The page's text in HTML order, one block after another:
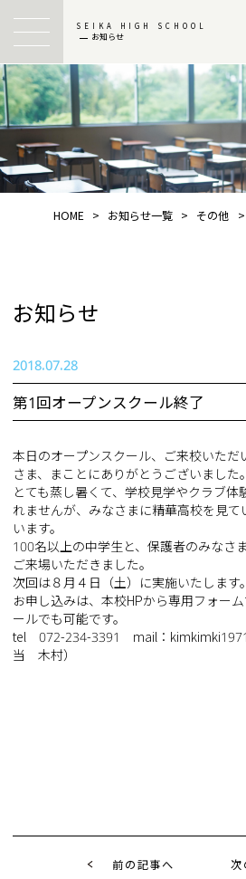
SEIKA HIGH SCHOOL
お知らせ
HOME > お知らせ一覧 > その他 >
お知らせ
2018.07.28
第1回オープンスクール終了
本日のオープンスクール、ご来校いただ
さま、まことにありがとうございました。
とても蒸し暑くて、学校見学やクラブ体
れませんが、みなさまに精華高校を見
います。
100名以上の中学生と、保護者のみなさ
ご来場いただきました。
次回は８月４日（土）に実施いたします
お申し込みは、本校HPから専用フォー
ールでも可能です。
tel 072-234-3391 mail：
当 木村）
前の記事へ 次